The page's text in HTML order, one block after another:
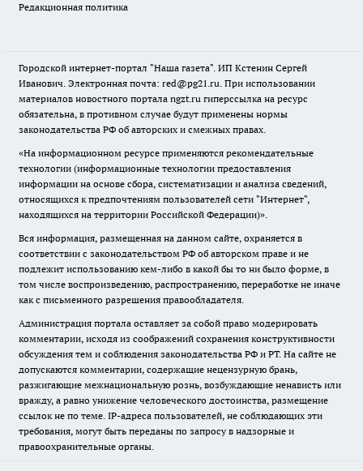
Редакционная политика
Городской интернет-портал "Наша газета". ИП Кстенин Сергей
Иванович. Электронная почта: red@pg21.ru. При использовании
материалов новостного портала ngzt.ru гиперссылка на ресурс
обязательна, в противном случае будут применены нормы
законодательства РФ об авторских и смежных правах.
«На информационном ресурсе применяются рекомендательные
технологии (информационные технологии предоставления
информации на основе сбора, систематизации и анализа сведений,
относящихся к предпочтениям пользователей сети "Интернет",
находящихся на территории Российской Федерации)».
Вся информация, размещенная на данном сайте, охраняется в
соответствии с законодательством РФ об авторском праве и не
подлежит использованию кем-либо в какой бы то ни было форме, в
том числе воспроизведению, распространению, переработке не иначе
как с письменного разрешения правообладателя.
Администрация портала оставляет за собой право модерировать
комментарии, исходя из соображений сохранения конструктивности
обсуждения тем и соблюдения законодательства РФ и РТ. На сайте не
допускаются комментарии, содержащие нецензурную брань,
разжигающие межнациональную рознь, возбуждающие ненависть или
вражду, а равно унижение человеческого достоинства, размещение
ссылок не по теме. IP-адреса пользователей, не соблюдающих эти
требования, могут быть переданы по запросу в надзорные и
правоохранительные органы.